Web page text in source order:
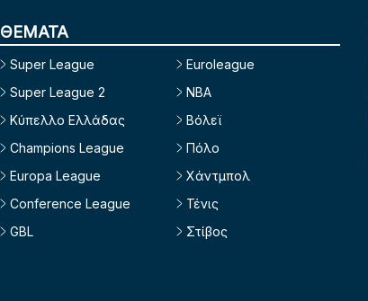
ΘΕΜΑΤΑ
Super League
Super League 2
Κύπελλο Ελλάδας
Champions League
Europa League
Conference League
GBL
Euroleague
NBA
Βόλεϊ
Πόλο
Χάντμπολ
Τένις
Στίβος